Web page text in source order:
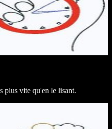
plus vite qu'en le lisant.